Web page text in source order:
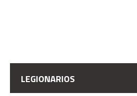
LEGIONARIOS